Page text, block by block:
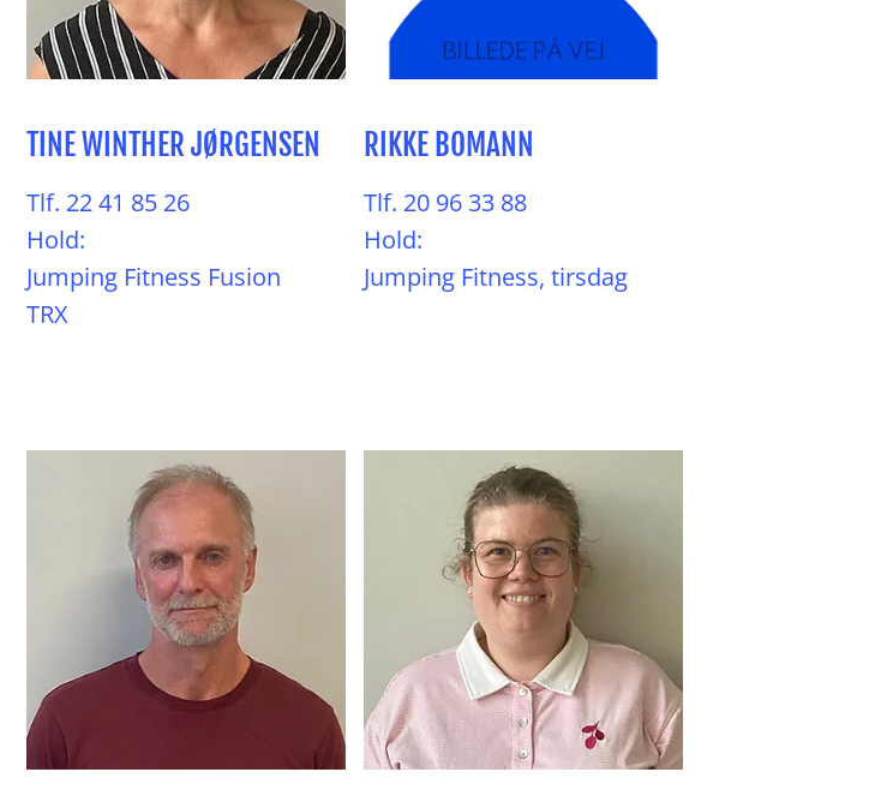
TINE WINTHER JØRGENSEN
Tlf. 22 41 85 26
Hold:
Jumping Fitness Fusion
TRX
RIKKE BOMANN
Tlf. 20 96 33 88
Hold:
Jumping Fitness, tirsdag